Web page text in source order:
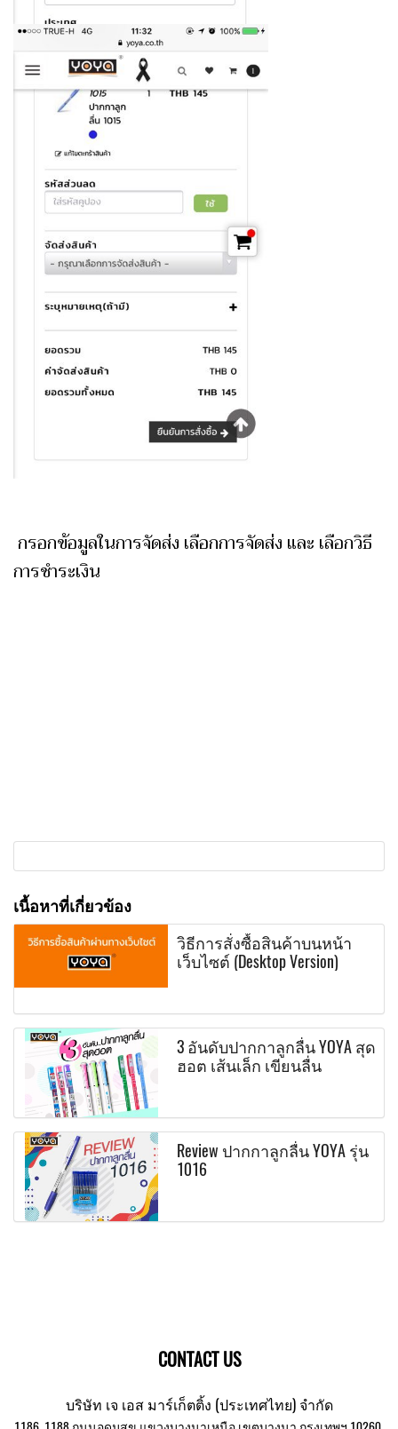
กรอกข้อมูลในการจัดส่ง เลือกการจัดส่ง และ เลือกวิธี
การชำระเงิน
เนื้อหาที่เกี่ยวข้อง
วิธีการสั่งซื้อสินค้าบนหน้า
เว็บไซต์ (Desktop Version)
3 อันดับปากกาลูกลื่น YOYA สุด
ฮอต เส้นเล็ก เขียนลื่น
Review ปากกาลูกลื่น YOYA รุ่น
1016
CONTACT US
บริษัท เจ เอส มาร์เก็ตติ้ง (ประเทศไทย) จำกัด